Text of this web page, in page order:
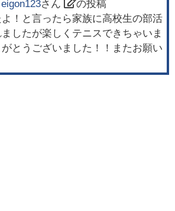
eigon123さん
の投稿
！と言ったら家族に高校生の部活
したが楽しくテニスできちゃいま
とうございました！！またお願い